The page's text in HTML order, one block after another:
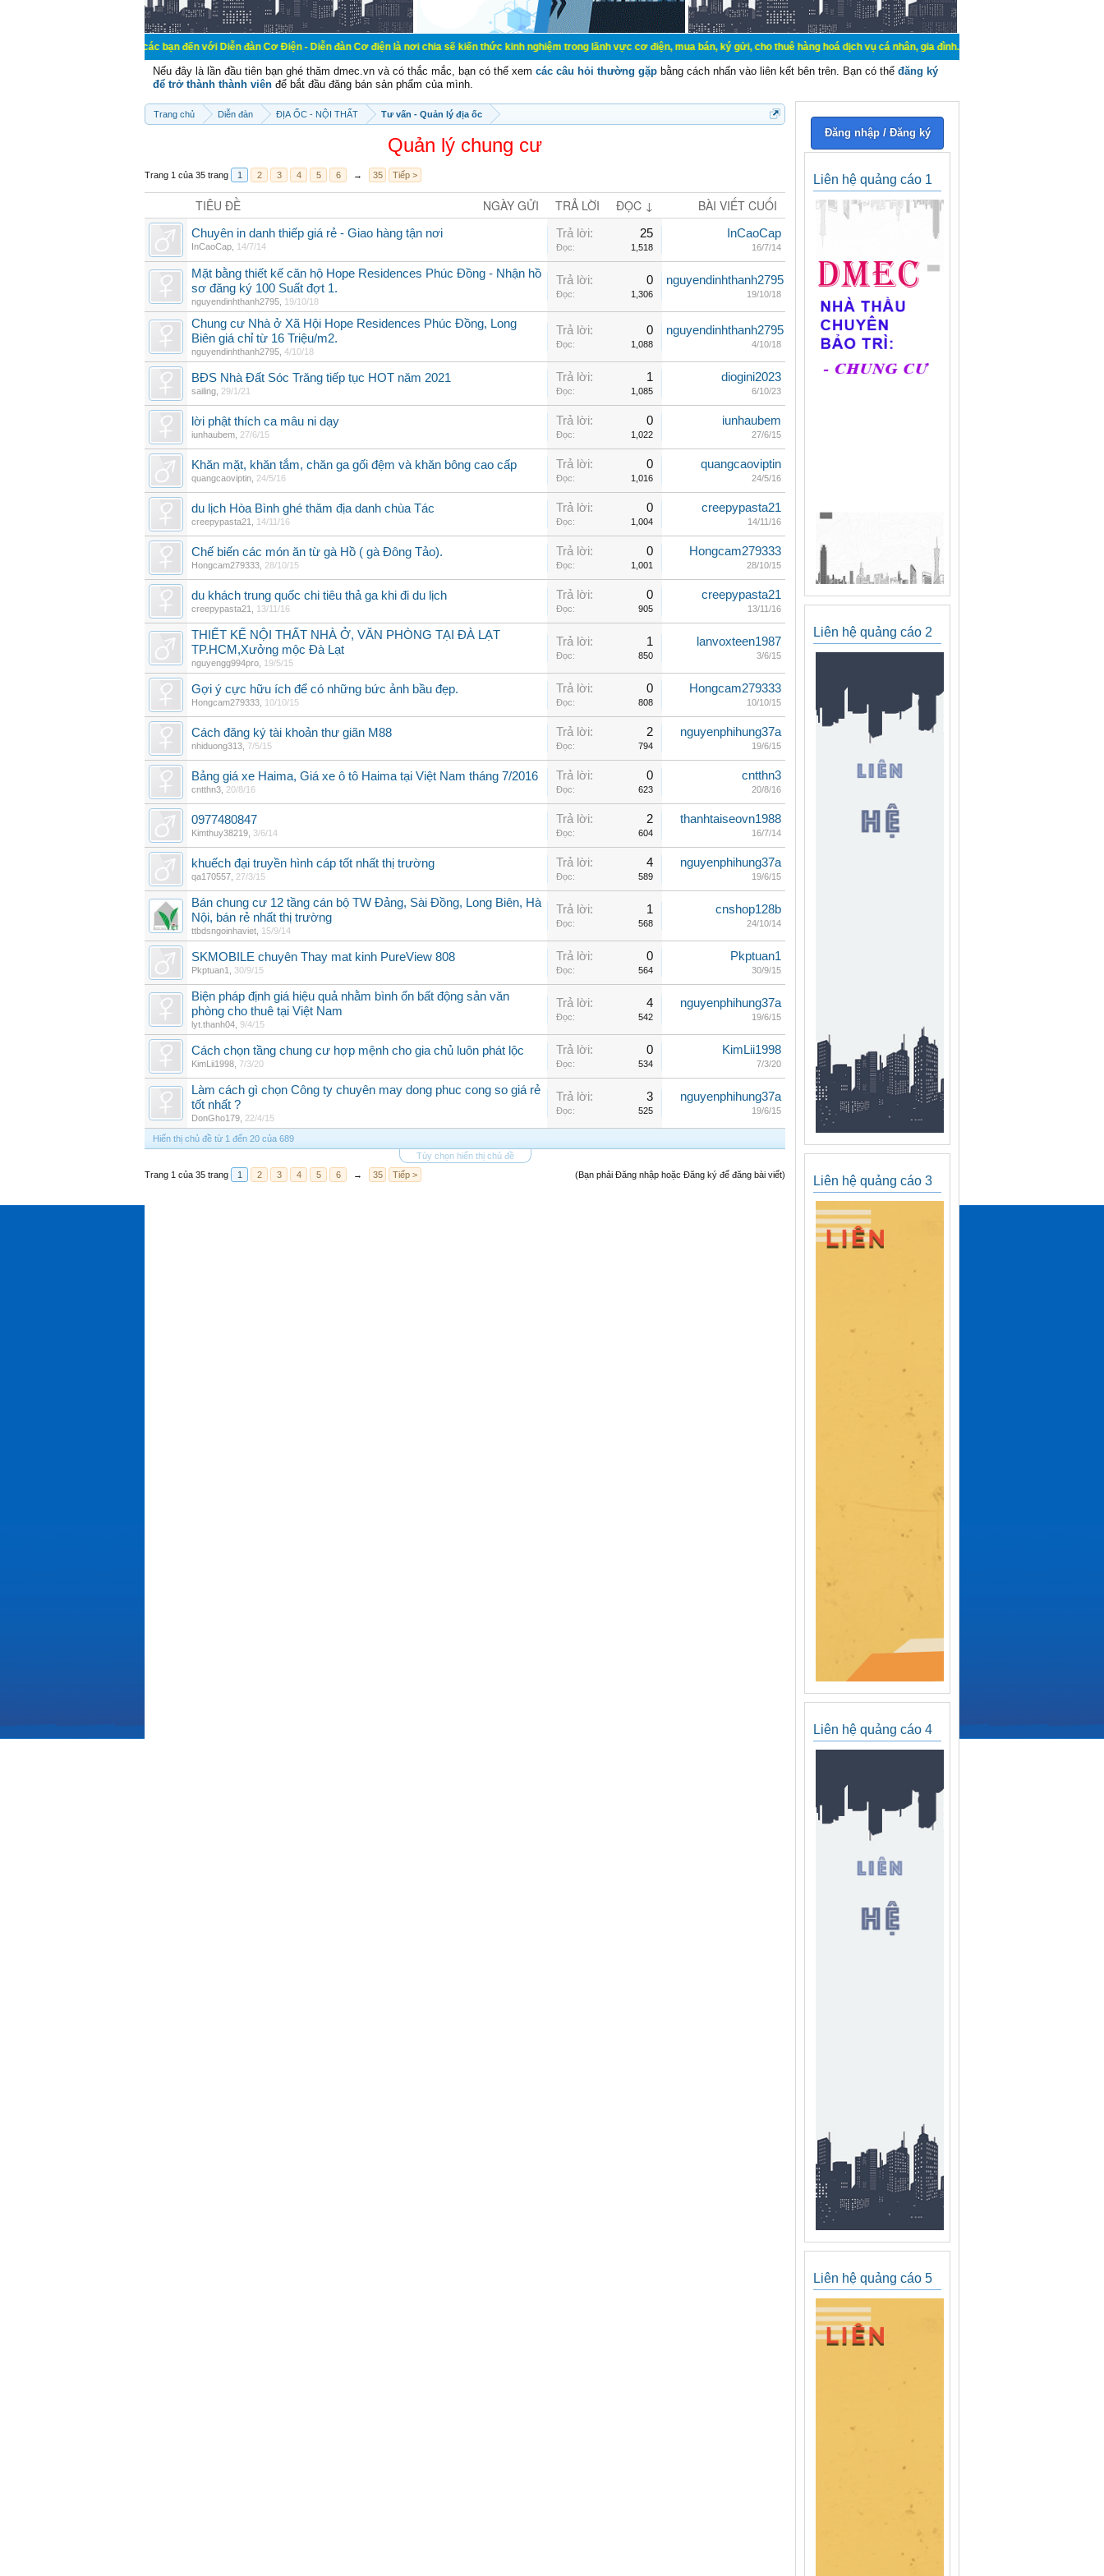
Chào mừng các bạn đến với Diễn đàn Cơ Điện - Diễn đàn Cơ điện là nơi chia sẽ kiến thức kinh nghiệm trong lãnh vực cơ điện, mua bán, ký gửi, cho thuê hàng hoá dịch vụ cá nhân, gia đình. Mua bán, ký gửi, cho thuê thiết bị hệ
Nếu đây là lần đầu tiên bạn ghé thăm dmec.vn và có thắc mắc, bạn có thể xem các câu hỏi thường gặp bằng cách nhấn vào liên kết bên trên. Bạn có thể đăng ký
để trở thành thành viên để bắt đầu đăng bán sản phẩm của mình.
Trang chủ Diễn đàn ĐỊA ỐC - NỘI THẤT Tư vấn - Quản lý địa ốc
Quản lý chung cư
Trang 1 của 35 trang 1 2 3 4 5 6 → 35 Tiếp >
TIÊU ĐỀ NGÀY GỬI TRẢ LỜI ĐỌC ↓ BÀI VIẾT CUỐI
Chuyên in danh thiếp giá rẻ - Giao hàng tận nơi
InCaoCap 14/7/14
Trả lời: 25
Đọc: 1,518
InCaoCap
16/7/14
Mặt bằng thiết kế căn hộ Hope Residences Phúc Đồng - Nhận hồ
sơ đăng ký 100 Suất đợt 1.
nguyendinhthanh2795 19/10/18
Trả lời: 0
Đọc: 1,306
nguyendinhthanh2795
19/10/18
Chung cư Nhà ở Xã Hội Hope Residences Phúc Đồng, Long
Biên giá chỉ từ 16 Triệu/m2.
nguyendinhthanh2795 4/10/18
Trả lời: 0
Đọc: 1,088
nguyendinhthanh2795
4/10/18
BĐS Nhà Đất Sóc Trăng tiếp tục HOT năm 2021
sailing 29/1/21
Trả lời: 1
Đọc: 1,085
diogini2023
6/10/23
lời phật thích ca mâu ni dạy
iunhaubem 27/6/15
Trả lời: 0
Đọc: 1,022
iunhaubem
27/6/15
Khăn mặt, khăn tắm, chăn ga gối đệm và khăn bông cao cấp
quangcaoviptin 24/5/16
Trả lời: 0
Đọc: 1,016
quangcaoviptin
24/5/16
du lịch Hòa Bình ghé thăm địa danh chùa Tác
creepypasta21 14/11/16
Trả lời: 0
Đọc: 1,004
creepypasta21
14/11/16
Chế biến các món ăn từ gà Hồ ( gà Đông Tảo).
Hongcam279333 28/10/15
Trả lời: 0
Đọc: 1,001
Hongcam279333
28/10/15
du khách trung quốc chi tiêu thả ga khi đi du lịch
creepypasta21 13/11/16
Trả lời: 0
Đọc: 905
creepypasta21
13/11/16
THIẾT KẾ NỘI THẤT NHÀ Ở, VĂN PHÒNG TẠI ĐÀ LẠT
TP.HCM,Xưởng mộc Đà Lạt
nguyengg994pro 19/5/15
Trả lời: 1
Đọc: 850
lanvoxteen1987
3/6/15
Gợi ý cực hữu ích để có những bức ảnh bầu đẹp.
Hongcam279333 10/10/15
Trả lời: 0
Đọc: 808
Hongcam279333
10/10/15
Cách đăng ký tài khoản thư giãn M88
nhiduong313 7/5/15
Trả lời: 2
Đọc: 794
nguyenphihung37a
19/6/15
Bảng giá xe Haima, Giá xe ô tô Haima tại Việt Nam tháng 7/2016
cntthn3 20/8/16
Trả lời: 0
Đọc: 623
cntthn3
20/8/16
0977480847
Kimthuy38219 3/6/14
Trả lời: 2
Đọc: 604
thanhtaiseovn1988
16/7/14
khuếch đại truyền hình cáp tốt nhất thị trường
qa170557 27/3/15
Trả lời: 4
Đọc: 589
nguyenphihung37a
19/6/15
Bán chung cư 12 tầng cán bộ TW Đảng, Sài Đồng, Long Biên, Hà
Nội, bán rẻ nhất thị trường
ttbdsngoinhaviet 15/9/14
Trả lời: 1
Đọc: 568
cnshop128b
24/10/14
SKMOBILE chuyên Thay mat kinh PureView 808
Pkptuan1 30/9/15
Trả lời: 0
Đọc: 564
Pkptuan1
30/9/15
Biện pháp định giá hiệu quả nhằm bình ổn bất động sản văn
phòng cho thuê tại Việt Nam
lyt.thanh04 9/4/15
Trả lời: 4
Đọc: 542
nguyenphihung37a
19/6/15
Cách chọn tầng chung cư hợp mệnh cho gia chủ luôn phát lộc
KimLii1998 7/3/20
Trả lời: 0
Đọc: 534
KimLii1998
7/3/20
Làm cách gì chọn Công ty chuyên may dong phuc cong so giá rẻ
tốt nhất ?
DonGho179 22/4/15
Trả lời: 3
Đọc: 525
nguyenphihung37a
19/6/15
Hiển thị chủ đề từ 1 đến 20 của 689
Tùy chọn hiển thị chủ đề
(Bạn phải Đăng nhập hoặc Đăng ký để đăng bài viết)
Trang 1 của 35 trang 1 2 3 4 5 6 → 35 Tiếp >
Đăng nhập / Đăng ký
Liên hệ quảng cáo 1
Liên hệ quảng cáo 2
Liên hệ quảng cáo 3
Liên hệ quảng cáo 4
Liên hệ quảng cáo 5